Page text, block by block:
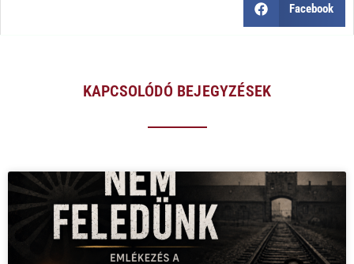
Facebook
KAPCSOLÓDÓ BEJEGYZÉSEK